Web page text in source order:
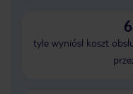
tyle wyniósł koszt